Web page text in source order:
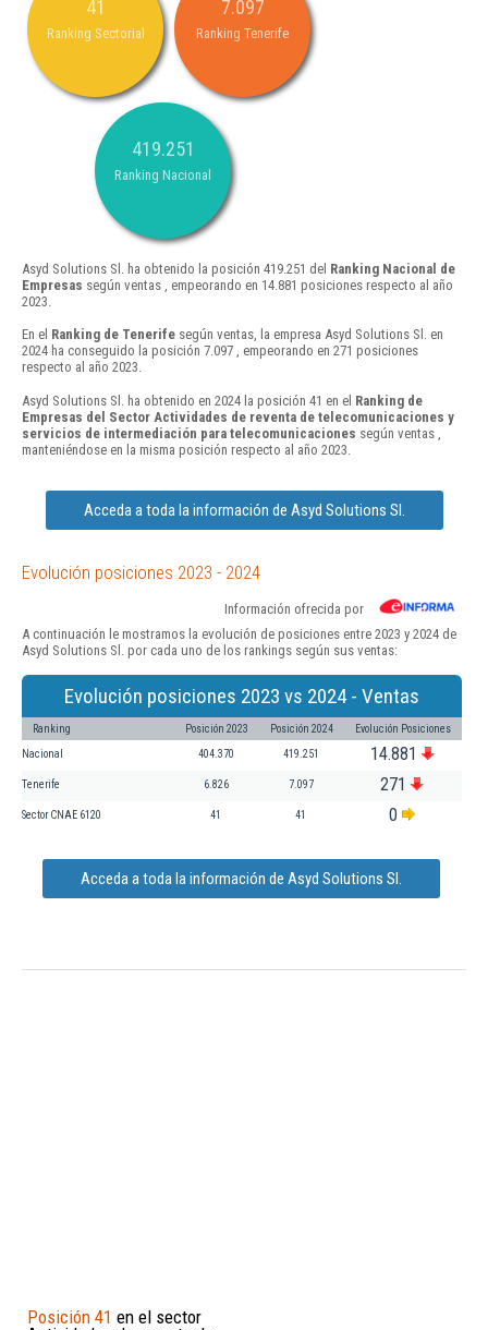
41
Ranking Sectorial
7.097
Ranking Tenerife
419.251
Ranking Nacional
Asyd Solutions Sl. ha obtenido la posición 419.251 del Ranking Nacional de
Empresas según ventas , empeorando en 14.881 posiciones respecto al año
2023.
En el Ranking de Tenerife según ventas, la empresa Asyd Solutions Sl. en
2024 ha conseguido la posición 7.097 , empeorando en 271 posiciones
respecto al año 2023.
Asyd Solutions Sl. ha obtenido en 2024 la posición 41 en el Ranking de
Empresas del Sector Actividades de reventa de telecomunicaciones y
servicios de intermediación para telecomunicaciones según ventas ,
manteniéndose en la misma posición respecto al año 2023.
Acceda a toda la información de Asyd Solutions Sl.
Evolución posiciones 2023 - 2024
Información ofrecida por
A continuación le mostramos la evolución de posiciones entre 2023 y 2024 de
Asyd Solutions Sl. por cada uno de los rankings según sus ventas:
Evolución posiciones 2023 vs 2024 - Ventas
Ranking Posición 2023 Posición 2024 Evolución Posiciones
Nacional 404.370 419.251 14.881
Tenerife 6.826 7.097 271
Sector CNAE 6120 41 41 0
Acceda a toda la información de Asyd Solutions Sl.
Posición 41 en el sector